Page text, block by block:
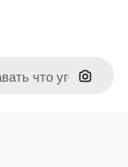
Поиск